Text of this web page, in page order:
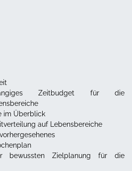
Zeitbudget für die
im Überblick
auf Lebensbereiche
bewussten Zielplanung für die